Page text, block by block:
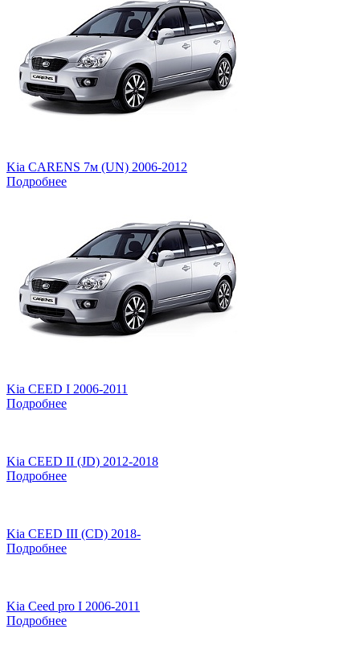
Kia CARENS 7м (UN) 2006-2012
Подробнее
Kia CEED I 2006-2011
Подробнее
Kia CEED II (JD) 2012-2018
Подробнее
Kia CEED III (CD) 2018-
Подробнее
Kia Ceed pro I 2006-2011
Подробнее